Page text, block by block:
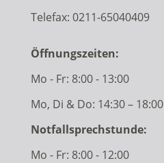
Telefax: 0211-65040409
Öffnungszeiten:
Mo - Fr: 8:00 - 13:00
Mo, Di & Do: 14:30 – 18:00
Notfallsprechstunde:
Mo - Fr: 8:00 - 12:00